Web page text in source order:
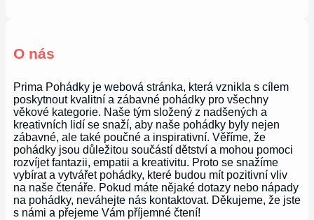
O nás
Prima Pohádky je webová stránka, která vznikla s cílem
poskytnout kvalitní a zábavné pohádky pro všechny
věkové kategorie. Naše tým složený z nadšených a
kreativních lidí se snaží, aby naše pohádky byly nejen
zábavné, ale také poučné a inspirativní. Věříme, že
pohádky jsou důležitou součástí dětství a mohou pomoci
rozvíjet fantazii, empatii a kreativitu. Proto se snažíme
vybírat a vytvářet pohádky, které budou mít pozitivní vliv
na naše čtenáře. Pokud máte nějaké dotazy nebo nápady
na pohádky, neváhejte nás kontaktovat. Děkujeme, že jste
s námi a přejeme Vám příjemné čtení!